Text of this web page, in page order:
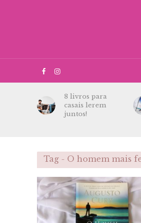
8 livros para
casais lerem
juntos!
Tag - O homem mais